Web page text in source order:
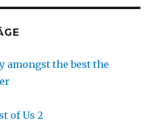
amongst the best the
of Us 2